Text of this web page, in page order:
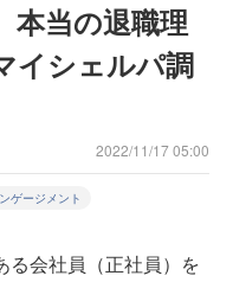
本当の退職理
イシェルパ調
2022/11/17 05:00
ゲージメント
会社員（正社員）を